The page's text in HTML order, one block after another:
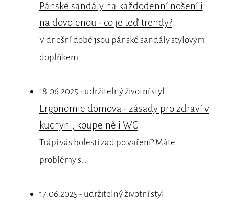
Pánské sandály na každodenní nošení i
na dovolenou - co je teď trendy?
V dnešní době jsou pánské sandály stylovým
doplňkem…
18.06.2025 - udržitelný životní styl
Ergonomie domova - zásady pro zdraví v
kuchyni, koupelně i WC
Trápí vás bolesti zad po vaření? Máte
problémy s…
17.06.2025 - udržitelný životní styl